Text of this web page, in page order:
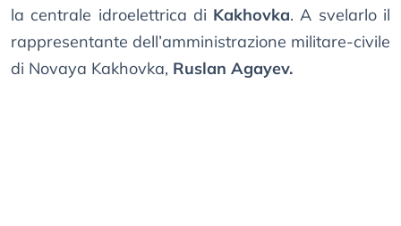
la centrale idroelettrica di Kakhovka. A svelarlo il
rappresentante dell’amministrazione militare-civile
di Novaya Kakhovka, Ruslan Agayev.